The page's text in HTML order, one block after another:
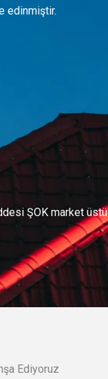
edinmiştir.
ŞOK market
Ediyoruz